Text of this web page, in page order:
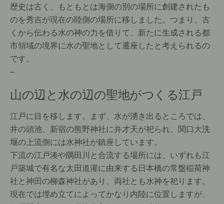
歴史は古く、もともとは海側の別の場所に創建されたも
のを秀吉が現在の陸側の場所に移しました。つまり、古
くから伝わる水の神の力を借りて、新たに生成される都
市領域の境界に水の聖地として遷座したと考えられるの
です。
–
山の辺と水の辺の聖地がつくる江戸
江戸に目を移します。まず、水が湧き出るところでは、
井の頭池、新宿の熊野神社に弁才天が祀られ、関口大洗
堰の上流側には水神社が鎮座しています。
下流の江戸湊や隅田川と合流する場所には、いずれも江
戸築城で有名な太田道灌に由来する日本橋の常盤稲荷神
社と神田の柳森神社があり、両社とも水神を祀ります。
現在では埋め立てによってかなり内陸に位置しますが、